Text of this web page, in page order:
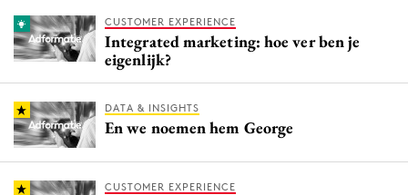
CUSTOMER EXPERIENCE
Integrated marketing: hoe ver ben je
eigenlijk?
DATA & INSIGHTS
En we noemen hem George
CUSTOMER EXPERIENCE